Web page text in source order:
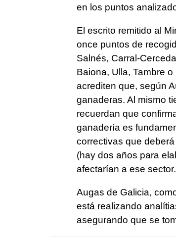
en los puntos
El escrito remitido al
once puntos de
Salnés, Carral-
Baiona, Ulla, Tambre
acrediten que, según
ganaderas. Al mismo
recuerdan que
ganadería es
correctivas que
(hay dos años para
afectarían a ese sector.
Augas de Galicia,
está realizando
asegurando que se